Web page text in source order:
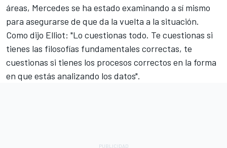
áreas, Mercedes se ha estado examinando a sí mismo
para asegurarse de que da la vuelta a la situación.
Como dijo Elliot: "Lo cuestionas todo. Te cuestionas si
tienes las filosofías fundamentales correctas, te
cuestionas si tienes los procesos correctos en la forma
en que estás analizando los datos".